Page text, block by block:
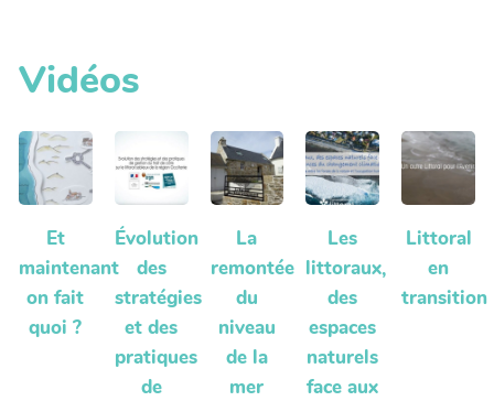
Vidéos
Et
maintenant
on fait
quoi ?
Évolution
des
stratégies
et des
pratiques
de
La
remontée
du
niveau
de la
mer
Les
littoraux,
des
espaces
naturels
face aux
Littoral
en
transition